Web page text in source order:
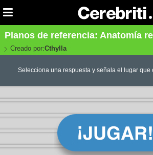
Planos de referencia: Anatomía
Creado por:Cthylla
Selecciona una respuesta y señala el lugar que